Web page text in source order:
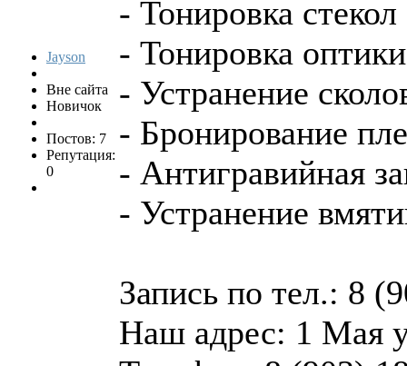
Jayson
Вне сайта
Новичок
Постов: 7
Репутация:
0
- Тонировка
- Тонировка оптики
- Устранение
- Бронирование
- Антигравийная
- Устранение
Запись по тел.: 8
Наш адрес: 1 Мая